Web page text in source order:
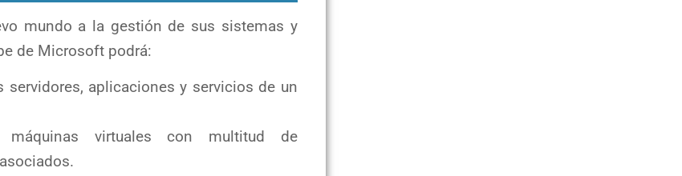
mundo a la gestión de sus sistemas y
de Microsoft podrá:
servidores, aplicaciones y servicios de un
virtuales con multitud de